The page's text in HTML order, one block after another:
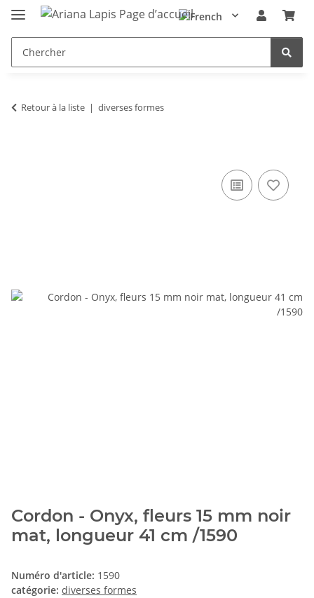
Retour à la liste diverses formes
Cordon - Onyx, fleurs 15 mm noir
mat, longueur 41 cm /1590
Numéro d'article: 1590
catégorie: diverses formes